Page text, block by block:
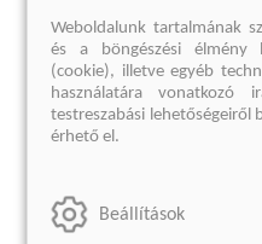
Utolsó tanúk
Weboldalunk tartalmának
és a böngészési élmény
(cookie), illetve egyéb
használatára vonatkozó
testreszabási
érhető el.
Beállítások